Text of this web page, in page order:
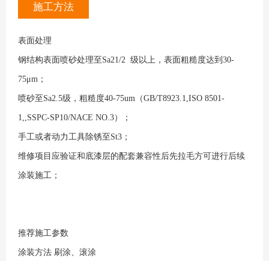
施工方法
表面处理
钢结构表面喷砂处理至Sa21/2 级以上，表面粗糙度达到30-
75μm；
喷砂至Sa2.5级，粗糙度40-75um（GB/T8923.1,ISO 8501-
1,,SSPC-SP10/NACE NO.3）；
手工或者动力工具除锈至St3；
维修项目应验证和底漆层的配套兼容性后先拉毛方可进行后续
涂装施工；
推荐施工参数
涂装方法 刷涂、滚涂